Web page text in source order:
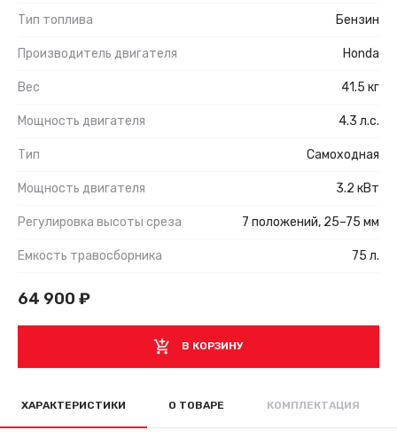
Тип топлива Бензин
Производитель двигателя Honda
Вес 41.5 кг
Мощность двигателя 4.3 л.с.
Тип Самоходная
Мощность двигателя 3.2 кВт
Регулировка высоты среза 7 положений, 25–75 мм
Емкость травосборника 75 л.
64 900 ₽
В КОРЗИНУ
ХАРАКТЕРИСТИКИ О ТОВАРЕ КОМПЛЕКТАЦИЯ